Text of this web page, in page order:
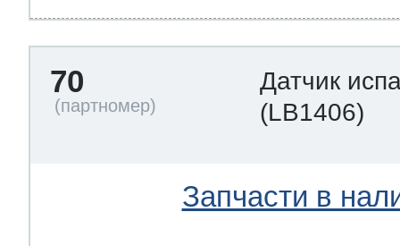
70
Датчик
(LB1406)
Запчасти в